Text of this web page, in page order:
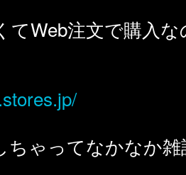
Web注文で購入
ちゃってなかなか